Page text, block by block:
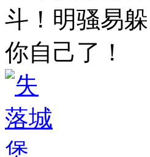
斗！明骚易
你自己了！